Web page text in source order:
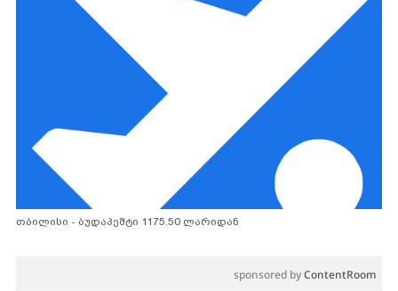
თბილისი - ბუდაპეშტი 1175.50 ლარიდან
sponsored byContentRoom